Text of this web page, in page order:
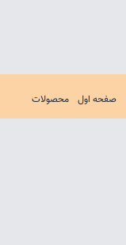
صفحه اول محصولات